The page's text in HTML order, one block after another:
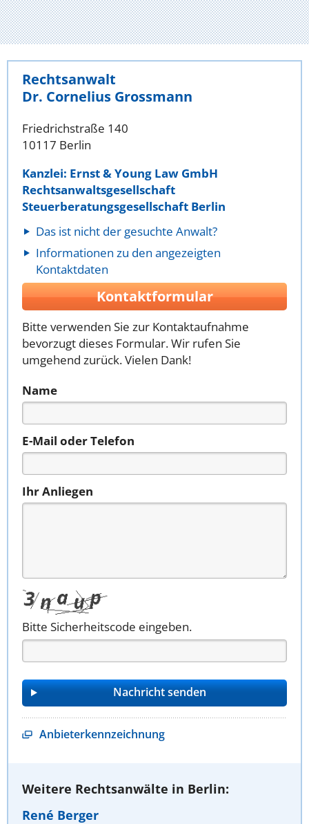
Rechtsanwalt
Dr. Cornelius Grossmann
Friedrichstraße 140
10117 Berlin
Kanzlei: Ernst & Young Law GmbH
Rechtsanwaltsgesellschaft
Steuerberatungsgesellschaft Berlin
Das ist nicht der gesuchte Anwalt?
Informationen zu den angezeigten
Kontaktdaten
Kontaktformular
Bitte verwenden Sie zur Kontaktaufnahme
bevorzugt dieses Formular. Wir rufen Sie
umgehend zurück. Vielen Dank!
Name
E-Mail oder Telefon
Ihr Anliegen
Bitte Sicherheitscode eingeben.
Anbieterkennzeichnung
Weitere Rechtsanwälte in Berlin:
René Berger